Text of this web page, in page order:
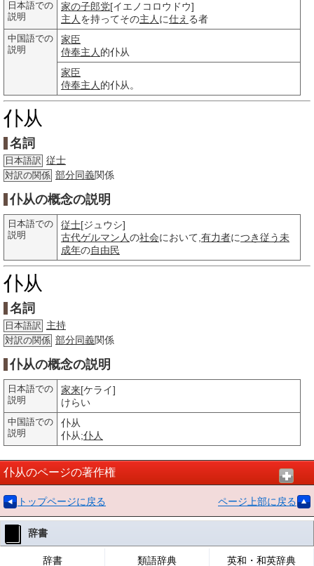
日本語での
説明
家の子郎党[イエノコロウドウ]
主人 を持ってその主人 に仕え る者
中国語での
説明
家臣
侍奉主人 的仆从
家臣
侍奉主人 的仆从。
仆从
名詞
日本語訳 従士
対訳の関係 部分同義関係
仆从の概念の説明
日本語での
説明
従士[ジュウシ]
古代ゲルマン人の社会において, 有力者につき従う未
成年の自由民
仆从
名詞
日本語訳 主持
対訳の関係 部分同義関係
仆从の概念の説明
日本語での
説明
家来[ケライ]
けらい
中国語での
説明
仆从
仆从;仆人
仆从のページの著作権
トップページに戻る ページ上部に戻る
辞書
辞書 類語辞典 英和・和英辞典